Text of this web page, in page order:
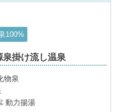
100%
掛け流し温泉
物泉
動力揚湯